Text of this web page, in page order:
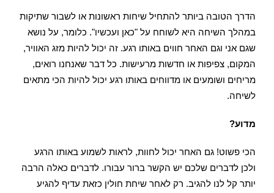
הדרך הטובה ביותר להתחיל שיחות ראשונות או לשבור שתיקות
במהלך השיחה היא לשוחח על "כאן ועכשיו". כלומר, על נושא
שגם אני וגם האחר חווים באותו רגע. זה יכול להיות מזג האוויר,
המקום, צפיפות או חדשות מרעישות. כל דבר שאנחנו רואים,
מריחים ושומעים או מדווחים באותו רגע יכול להיות הכי מתאים
לשיחה.
מדוע?
הכי פשוט! גם האחר יכול לחוות, לראות לשמוע באותו הרגע
ולכן לדברים שלכם יש הקשר ברור עבורו. לדברים כאלה הרבה
יותר קל לנו להגיב. רק לאחר שיחת חולין כזאת עדיף להגיע